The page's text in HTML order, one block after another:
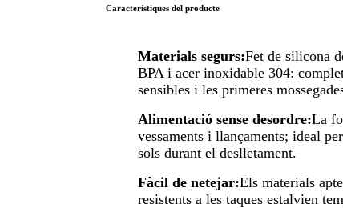
Característiques del producte
Materials segurs:Fet de silicona
BPA i acer inoxidable 304:
sensibles i les primeres
Alimentació sense desordre:La
vessaments i llançaments; ideal
sols durant el deslletament.
Fàcil de netejar:Els materials
resistents a les taques estalvien